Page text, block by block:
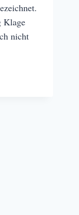
Klage
nicht